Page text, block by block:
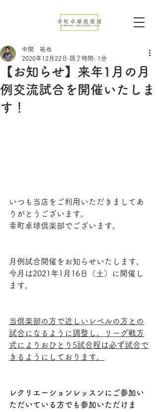
【お知らせ】来年1月の月
例交流試合を開催いたしま
す！
中間 祐也
2020年12月22日 読了時間: 1分
いつも当店をご利用いただきましてあ
りがとうございます。
幸町卓球倶楽部でございます。
月例試合開催をお知らせいたします。
今月は2021年1月16日（土）に開催し
ます。
当倶楽部の方で近しいレベルの方との
試合になるように調整し、リーグ戦方
式によりおひとり5試合程は必ず試合で
きるようにしております。
レクリエーションレッスンにご参加い
ただいている方でも参加いただけま